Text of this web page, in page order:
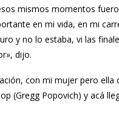
mismos momentos
en mi vida, en mi
y no lo estaba, vi las
dijo.
con mi mujer pero ella
(Gregg Popovich) y acá